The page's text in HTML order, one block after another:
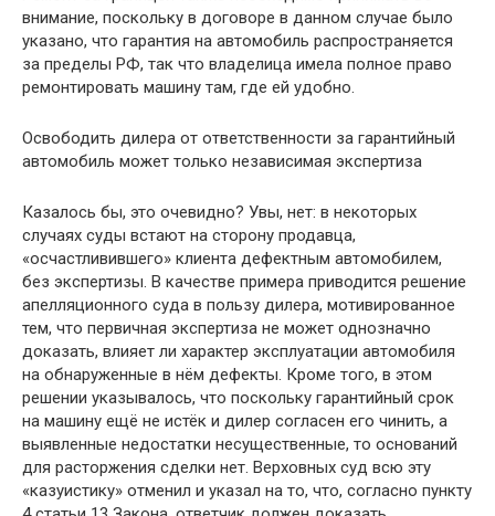
внимание, поскольку в договоре в данном случае было
указано, что гарантия на автомобиль распространяется
за пределы РФ, так что владелица имела полное право
ремонтировать машину там, где ей удобно.
Освободить дилера от ответственности за гарантийный
автомобиль может только независимая экспертиза
Казалось бы, это очевидно? Увы, нет: в некоторых
случаях суды встают на сторону продавца,
«осчастливившего» клиента дефектным автомобилем,
без экспертизы. В качестве примера приводится решение
апелляционного суда в пользу дилера, мотивированное
тем, что первичная экспертиза не может однозначно
доказать, влияет ли характер эксплуатации автомобиля
на обнаруженные в нём дефекты. Кроме того, в этом
решении указывалось, что поскольку гарантийный срок
на машину ещё не истёк и дилер согласен его чинить, а
выявленные недостатки несущественные, то оснований
для расторжения сделки нет. Верховных суд всю эту
«казуистику» отменил и указал на то, что, согласно пункту